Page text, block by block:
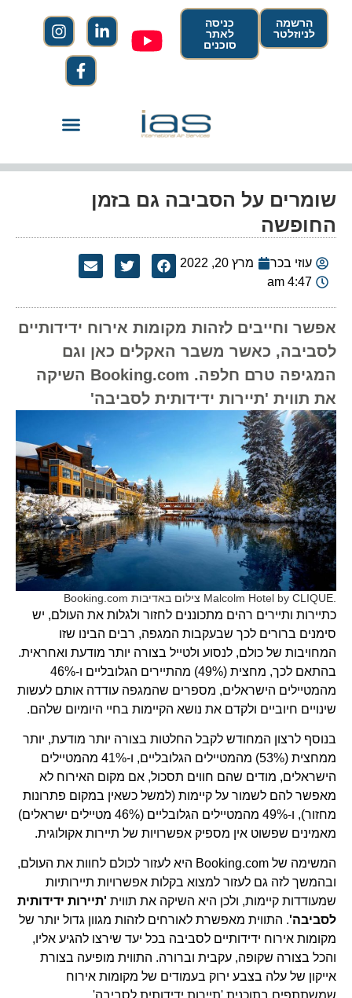
הרשמה
לניוזלטר
כניסה
לאתר
סוכנים
שומרים על הסביבה גם בזמן
החופשה
עוזי בכר
מרץ 20, 2022
4:47 am
אפשר וחייבים לזהות מקומות אירוח ידידותיים
לסביבה, כאשר משבר האקלים כאן וגם
המגיפה טרם חלפה. Booking.com השיקה
את תווית 'תיירות ידידותית לסביבה'
כתיירות ותיירים רהים מתכוננים לחזור ולגלות את העולם, יש
סימנים ברורים לכך שבעקבות המגפה, רבים הבינו שזו
המחויבות של כולם, לנסוע ולטייל בצורה יותר מודעת ואחראית.
בהתאם לכך, מחצית (49%) מהתיירים הגלובליים ו-46%
מהמטיילים הישראלים, מספרים שהמגפה עודדה אותם לעשות
שינויים חיוביים ולקדם את נושא הקיימות בחיי היומיום שלהם.
בנוסף לרצון המחודש לקבל החלטות בצורה יותר מודעת, יותר
ממחצית (53%) מהמטיילים הגלובליים, ו-41% מהמטיילים
הישראלים, מודים שהם חווים תסכול, אם מקום האירוח לא
מאפשר להם לשמור על קיימות (למשל כשאין במקום פתרונות
מחזור), ו-49% מהמטיילים הגלובליים (46% מטיילים ישראלים)
מאמינים שפשוט אין מספיק אפשרויות של תיירות אקולוגית.
המשימה של Booking.com היא לעזור לכולם לחוות את העולם,
ובהמשך לזה גם לעזור למצוא בקלות אפשרויות תיירותיות
שמעודדות קיימות, ולכן היא השיקה את תווית'תיירות ידידותית
לסביבה'. התווית מאפשרת לאורחים לזהות מגוון גדול יותר של
מקומות אירוח ידידותיים לסביבה בכל יעד שירצו להגיע אליו,
והכל בצורה שקופה, עקבית וברורה. התווית מופיעה בצורת
אייקון של עלה בצבע ירוק בעמודים של מקומות אירוח